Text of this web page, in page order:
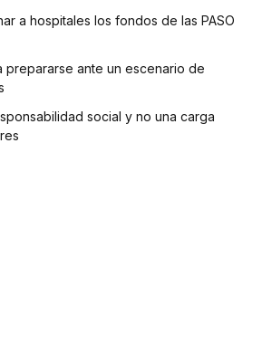
a hospitales los fondos de las PASO
prepararse ante un escenario de
social y no una carga